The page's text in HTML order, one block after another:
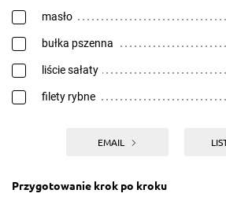
masło
bułka pszenna
liście sałaty
filety rybne
EMAIL
Przygotowanie krok po kroku